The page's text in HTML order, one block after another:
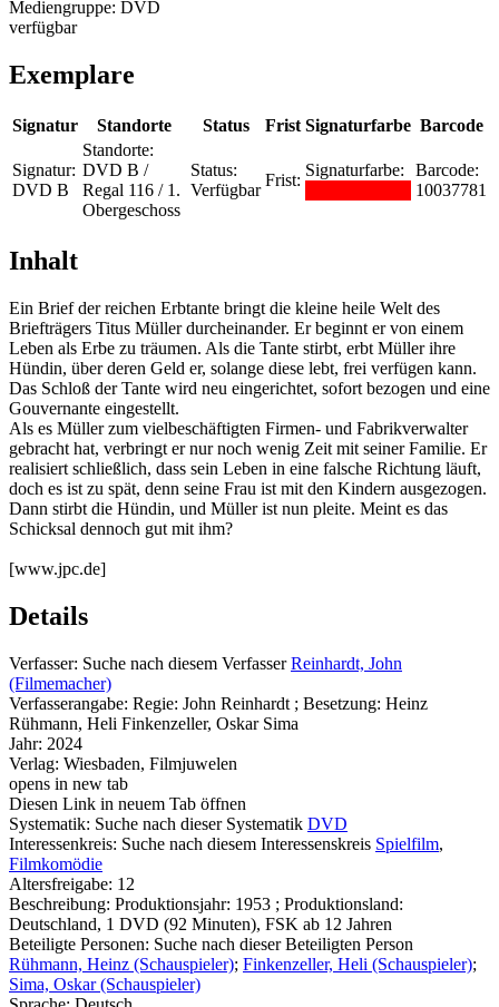
Mediengruppe: DVD
verfügbar
Exemplare
Signatur Standorte Status Frist Signaturfarbe Barcode
Signatur:
DVD B
Standorte:
DVD B /
Regal 116 / 1.
Obergeschoss
Status:
Verfügbar
Frist:
Signaturfarbe:
Barcode:
10037781
Inhalt
Ein Brief der reichen Erbtante bringt die kleine heile Welt des
Briefträgers Titus Müller durcheinander. Er beginnt er von einem
Leben als Erbe zu träumen. Als die Tante stirbt, erbt Müller ihre
Hündin, über deren Geld er, solange diese lebt, frei verfügen kann.
Das Schloß der Tante wird neu eingerichtet, sofort bezogen und eine
Gouvernante eingestellt.
Als es Müller zum vielbeschäftigten Firmen- und Fabrikverwalter
gebracht hat, verbringt er nur noch wenig Zeit mit seiner Familie. Er
realisiert schließlich, dass sein Leben in eine falsche Richtung läuft,
doch es ist zu spät, denn seine Frau ist mit den Kindern ausgezogen.
Dann stirbt die Hündin, und Müller ist nun pleite. Meint es das
Schicksal dennoch gut mit ihm?
[www.jpc.de]
Details
Verfasser: Suche nach diesem Verfasser Reinhardt, John
(Filmemacher)
Verfasserangabe: Regie: John Reinhardt ; Besetzung: Heinz
Rühmann, Heli Finkenzeller, Oskar Sima
Jahr: 2024
Verlag: Wiesbaden, Filmjuwelen
opens in new tab
Diesen Link in neuem Tab öffnen
Systematik: Suche nach dieser Systematik DVD
Interessenkreis: Suche nach diesem Interessenskreis Spielfilm,
Filmkomödie
Altersfreigabe: 12
Beschreibung: Produktionsjahr: 1953 ; Produktionsland:
Deutschland, 1 DVD (92 Minuten), FSK ab 12 Jahren
Beteiligte Personen: Suche nach dieser Beteiligten Person
Rühmann, Heinz (Schauspieler); Finkenzeller, Heli (Schauspieler);
Sima, Oskar (Schauspieler)